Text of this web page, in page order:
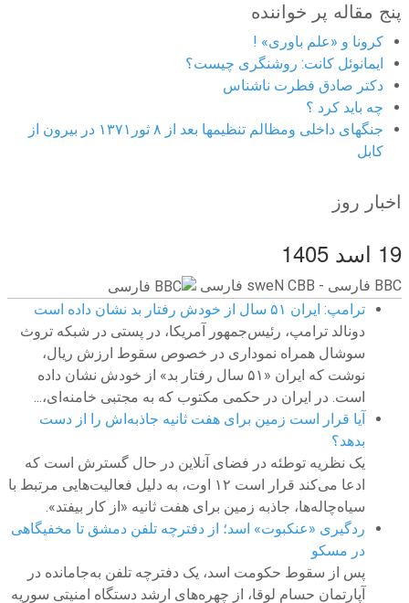
پنج مقاله پر خواننده
کرونا و «علم باوری» !
ایمانوئل کانت: روشنگری چیست؟
دکتر صادق فطرت ناشناس
چه باید کرد ؟
جنگهای داخلی ومظالم تنظیمها بعد از ۸ ثور۱۳۷۱ در بیرون از
کابل
اخبار روز
19 اسد 1405
BBC ‮فارسی - BBC News فارسی
ترامپ: ایران ۵۱ سال از خودش رفتار بد نشان داده است
دونالد ترامپ، رئیس‌جمهور آمریکا، در پستی در شبکه تروث
سوشال همراه نموداری در خصوص سقوط ارزش ریال،
نوشت که ایران «۵۱ سال رفتار بد» از خودش نشان داده
است. در ایران در حکمی مکتوب که به مجتبی خامنه‌ای،...
آیا قرار است زمین برای هفت ثانیه جاذبه‌اش را از دست
بدهد؟
یک نظریه توطئه در فضای آنلاین در حال گسترش است که
ادعا می‌کند قرار است ۱۲ اوت، به دلیل فعالیت‌هایی مرتبط با
سیاه‌چاله‌ها، جاذبه زمین برای هفت ثانیه «از کار بیفتد».
ردگیری «عنکبوت» اسد؛ از دفترچه تلفن دمشق تا مخفیگاهی
در مسکو
پس از سقوط حکومت اسد، یک دفترچه تلفن به‌جامانده در
آپارتمان حسام لوقا، از چهره‌های ارشد دستگاه امنیتی سوریه